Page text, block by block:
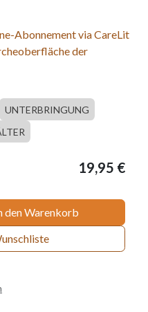
Abonnement via CareLit
der
UNTERBRINGUNG
den Warenkorb
19,95 €